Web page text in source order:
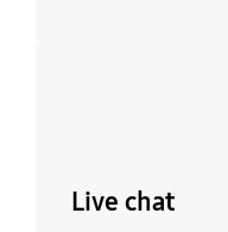
Live chat